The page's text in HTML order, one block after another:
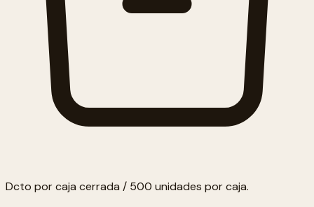
Dcto por caja cerrada / 500 unidades por caja.